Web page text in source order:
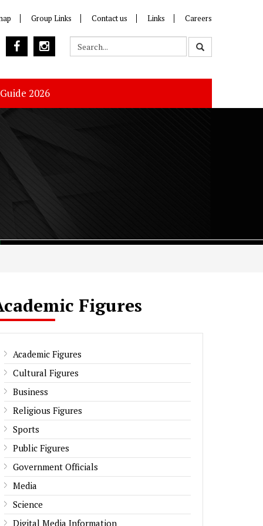
Group Links Contact us Links Careers
2026
Figures
Academic Figures
Cultural Figures
Business
Religious Figures
Sports
Public Figures
Government Officials
Media
Science
Digital Media Information